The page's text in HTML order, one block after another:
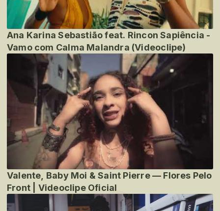
Ana Karina Sebastião feat. Rincon Sapiência -
Vamo com Calma Malandra (Videoclipe)
Valente, Baby Moi & Saint Pierre — Flores Pelo
Front | Videoclipe Oficial